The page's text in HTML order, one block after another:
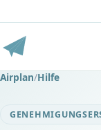
Airplan/Hilfe